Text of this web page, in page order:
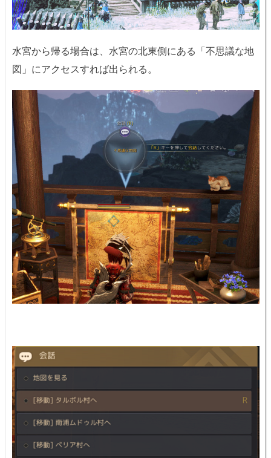
水宮から帰る場合は、水宮の北東側にある「不思議な地
図」にアクセスすれば出られる。